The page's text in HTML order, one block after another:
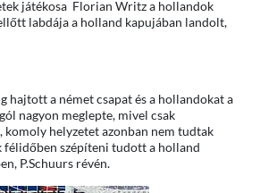
játékosa Florian Writz a hollandok
labdája a holland kapujában landolt,
hajtott a német csapat és a hollandokat a
nagyon meglepte, mivel csak
komoly helyzetet azonban nem tudtak
félidőben szépíteni tudott a holland
P.Schuurs révén.